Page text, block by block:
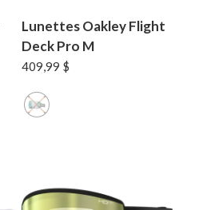
Lunettes Oakley Flight
Deck Pro M
409,99 $